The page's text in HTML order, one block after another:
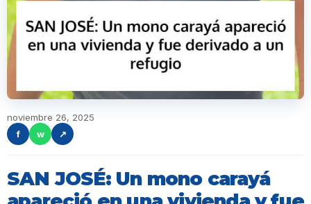
noviembre 26, 2025
f
w ↗
SAN JOSÉ: Un mono carayá